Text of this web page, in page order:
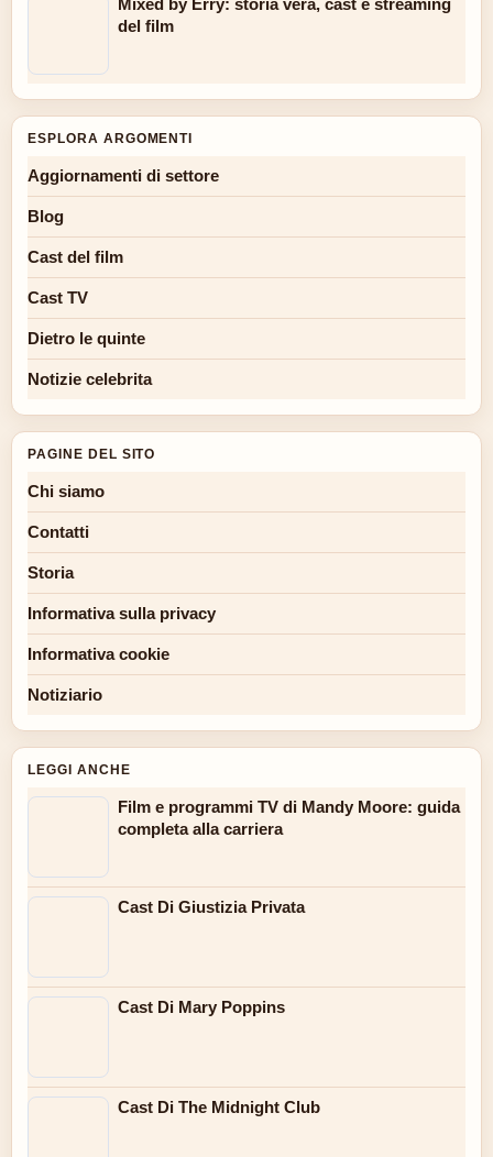
Mixed by Erry: storia vera, cast e streaming
del film
ESPLORA ARGOMENTI
Aggiornamenti di settore
Blog
Cast del film
Cast TV
Dietro le quinte
Notizie celebrita
PAGINE DEL SITO
Chi siamo
Contatti
Storia
Informativa sulla privacy
Informativa cookie
Notiziario
LEGGI ANCHE
Film e programmi TV di Mandy Moore: guida
completa alla carriera
Cast Di Giustizia Privata
Cast Di Mary Poppins
Cast Di The Midnight Club